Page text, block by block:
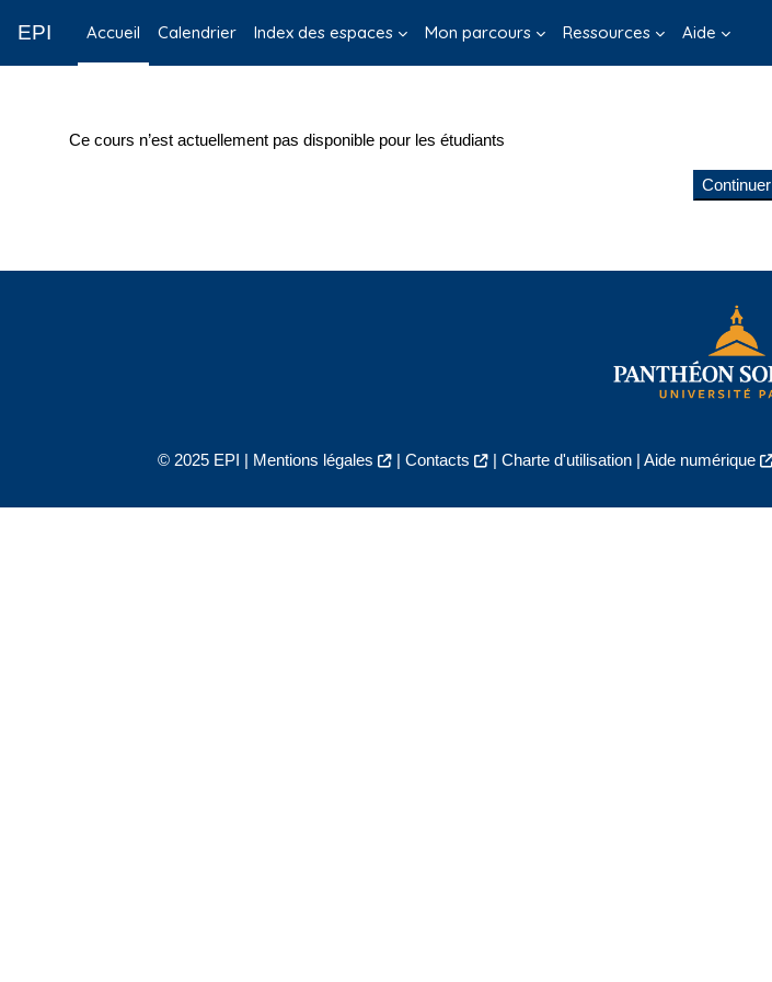
EPI Accueil Calendrier Index des espaces Mon parcours Ressources Aide
Ce cours n’est actuellement pas disponible pour les étudiants
Continuer
© 2025 EPI | Mentions légales | Contacts | Charte d'utilisation| Aide numérique